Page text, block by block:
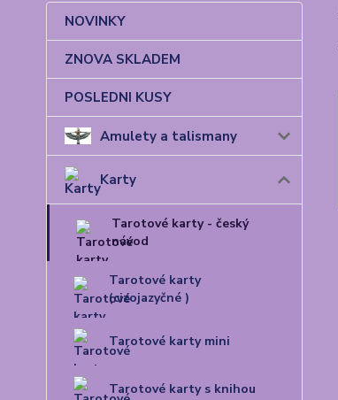
NOVINKY
ZNOVA SKLADEM
POSLEDNI KUSY
Amulety a talismany
Karty
Tarotové karty - český
návod
Tarotové karty
(cizojazyčné )
Tarotové karty mini
Tarotové karty s knihou